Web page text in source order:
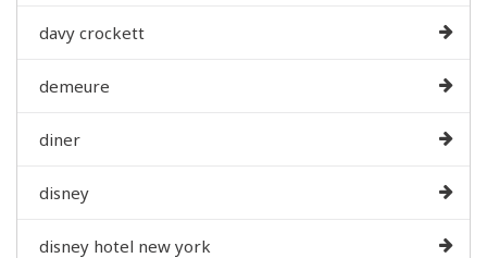
davy crockett
demeure
diner
disney
disney hotel new york